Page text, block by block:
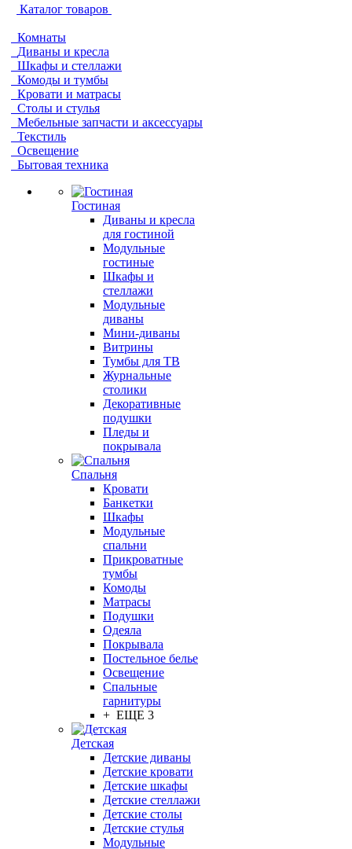
Каталог товаров
Комнаты
Диваны и кресла
Шкафы и стеллажи
Комоды и тумбы
Кровати и матрасы
Столы и стулья
Мебельные запчасти и аксессуары
Текстиль
Освещение
Бытовая техника
Гостиная
Диваны и кресла
для гостиной
Модульные
гостиные
Шкафы и
стеллажи
Модульные
диваны
Мини-диваны
Витрины
Тумбы для ТВ
Журнальные
столики
Декоративные
подушки
Пледы и
покрывала
Спальня
Кровати
Банкетки
Шкафы
Модульные
спальни
Прикроватные
тумбы
Комоды
Матрасы
Подушки
Одеяла
Покрывала
Постельное белье
Освещение
Спальные
гарнитуры
+ ЕЩЕ 3
Детская
Детские диваны
Детские кровати
Детские шкафы
Детские стеллажи
Детские столы
Детские стулья
Модульные